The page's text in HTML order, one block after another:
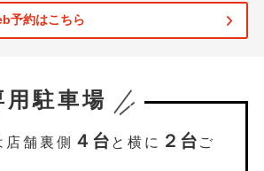
予約はこちら
用駐車場
舗裏側 ４台 と横に ２台 ご